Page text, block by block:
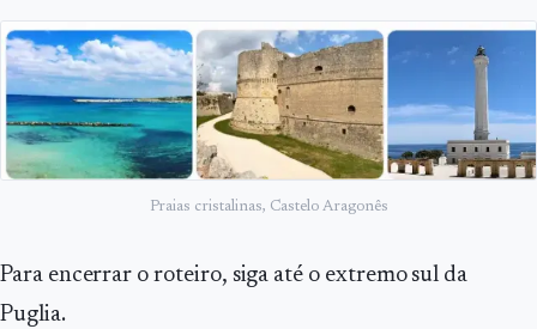
Praias cristalinas, Castelo Aragonês
Para encerrar o roteiro, siga até o extremo sul da
Puglia.